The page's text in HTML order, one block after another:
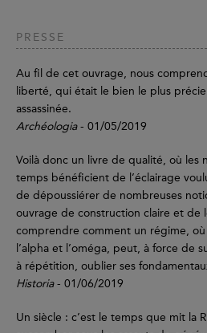
PRESSE
Au fil de cet ouvrage, nous
liberté, qui était le bien le plus
assassinée.
Archéologia- 01/05/2019
Voilà donc un livre de qualité, où les
temps bénéficient de l’éclairage
de dépoussiérer de nombreuses
ouvrage de construction claire et de
comprendre comment un régime,
l’alpha et l’oméga, peut, à force de
à répétition, oublier ses
Historia- 01/06/2019
Un siècle : c’est le temps que mit la